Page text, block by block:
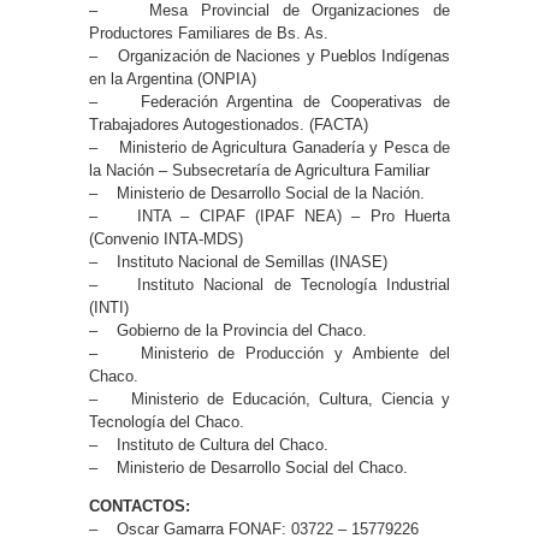
– Mesa Provincial de Organizaciones de
Productores Familiares de Bs. As.
– Organización de Naciones y Pueblos Indígenas
en la Argentina (ONPIA)
– Federación Argentina de Cooperativas de
Trabajadores Autogestionados. (FACTA)
– Ministerio de Agricultura Ganadería y Pesca de
la Nación – Subsecretaría de Agricultura Familiar
– Ministerio de Desarrollo Social de la Nación.
– INTA – CIPAF (IPAF NEA) – Pro Huerta
(Convenio INTA-MDS)
– Instituto Nacional de Semillas (INASE)
– Instituto Nacional de Tecnología Industrial
(INTI)
– Gobierno de la Provincia del Chaco.
– Ministerio de Producción y Ambiente del
Chaco.
– Ministerio de Educación, Cultura, Ciencia y
Tecnología del Chaco.
– Instituto de Cultura del Chaco.
– Ministerio de Desarrollo Social del Chaco.
CONTACTOS:
– Oscar Gamarra FONAF: 03722 – 15779226